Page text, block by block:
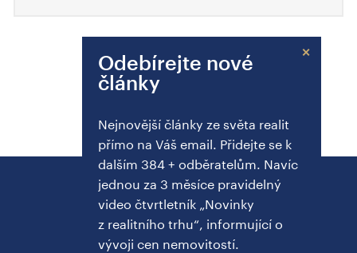
×
Odebírejte nové
články
Nejnovější články ze světa realit
přímo na Váš email. Přidejte se k
dalším 384 + odběratelům. Navíc
jednou za 3 měsíce pravidelný
video čtvrtletník „Novinky
z realitního trhu“, informující o
vývoji cen nemovitostí.